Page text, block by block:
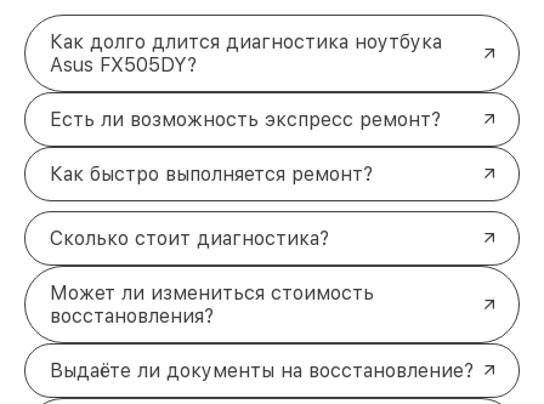
Как долго длится диагностика ноутбука
Asus FX505DY?
Есть ли возможность экспресс ремонт?
Как быстро выполняется ремонт?
Сколько стоит диагностика?
Может ли измениться стоимость
восстановления?
Выдаёте ли документы на восстановление?